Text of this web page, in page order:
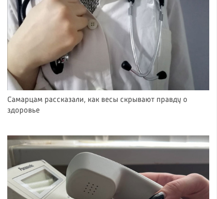
Самарцам рассказали, как весы скрывают правду о
здоровье